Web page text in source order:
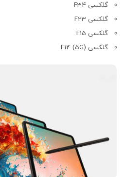
گلکسی F34
گلکسی F23
گلکسی F15
گلکسی F14 (5G)